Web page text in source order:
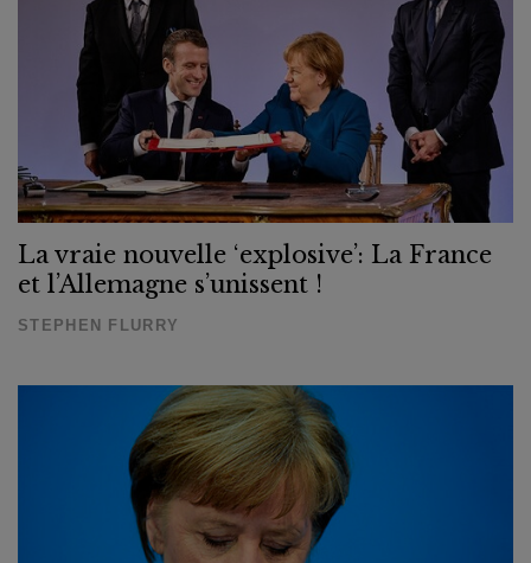
La vraie nouvelle ‘explosive’: La France
et l’Allemagne s’unissent !
STEPHEN FLURRY